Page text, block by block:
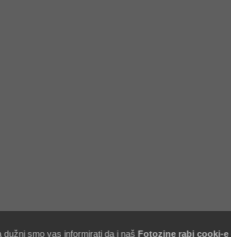
smo vas informirati da i naš Fotozine rabi cooki-e